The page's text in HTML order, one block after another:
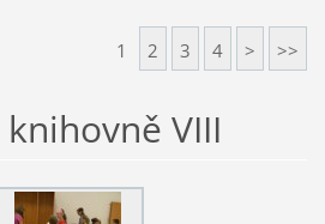
1 2 3 4 > >>
VIII